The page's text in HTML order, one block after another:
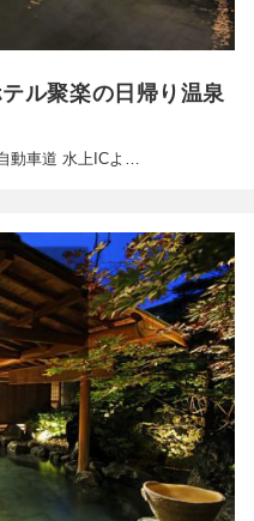
ル聚楽の日帰り温泉
動車道 水上ICよ…